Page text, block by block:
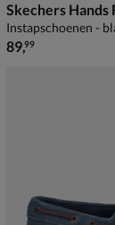
Skechers Hands
Instapschoenen -
€ 89,99
89,99